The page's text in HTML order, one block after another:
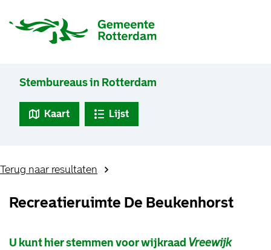
Stembureaus in Rotterdam
Kaart Lijst
Terug naar resultaten
Recreatieruimte De Beukenhorst
U kunt hier stemmen voor wijkraad Vreewijk